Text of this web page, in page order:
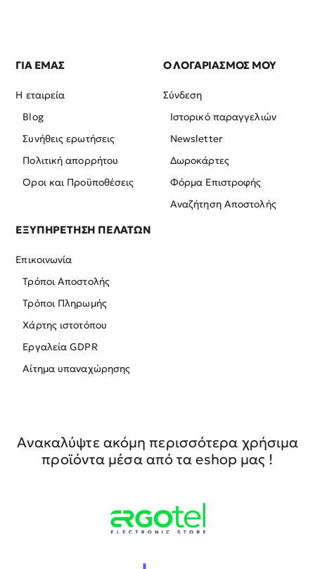
ΓΙΑ ΕΜΑΣ
Η εταιρεία
Blog
Συνήθεις ερωτήσεις
Πολιτική απορρήτου
Όροι και Προϋποθέσεις
Ο ΛΟΓΑΡΙΑΣΜΟΣ ΜΟΥ
Σύνδεση
Ιστορικό παραγγελιών
Newsletter
Δωροκάρτες
Φόρμα Επιστροφής
Αναζήτηση Αποστολής
ΕΞΥΠΗΡΕΤΗΣΗ ΠΕΛΑΤΩΝ
Επικοινωνία
Τρόποι Αποστολής
Τρόποι Πληρωμής
Χάρτης ιστοτόπου
Εργαλεία GDPR
Αίτημα υπαναχώρησης
Ανακαλύψτε ακόμη περισσότερα χρήσιμα
προϊόντα μέσα από τα eshop μας !